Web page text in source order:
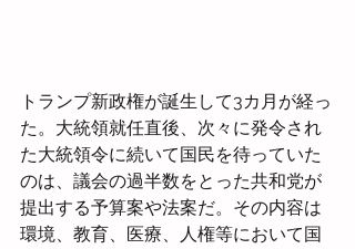
トランプ新政権が誕生して3カ月が経っ
た。大統領就任直後、次々に発令され
た大統領令に続いて国民を待っていた
のは、議会の過半数をとった共和党が
提出する予算案や法案だ。その内容は
環境、教育、医療、人権等において国